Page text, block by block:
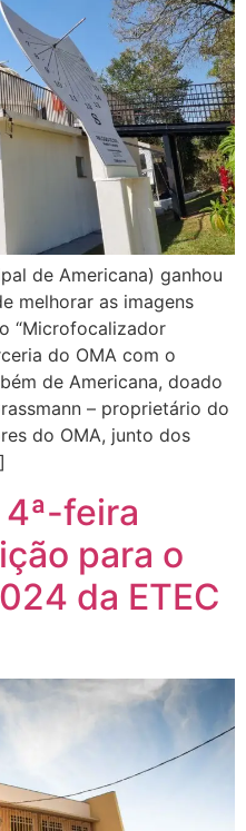
de Americana) ganhou
melhorar as imagens
“Microfocalizador
do OMA com o
de Americana, doado
– proprietário do
do OMA, junto dos
feira
para o
da ETEC